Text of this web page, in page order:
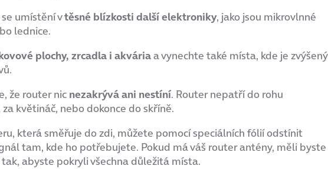
umístění vtěsné blízkosti další elektroniky, jako jsou mikrovlnné
lednice.
plochy, zrcadla i akváriaa vynechte také místa, kde je zvýšený
že router nicnezakrývá ani nestíní. Router nepatří do rohu
květináč, nebo dokonce do skříně.
která směřuje do zdi, můžete pomocí speciálních fólií odstínit
tam, kde ho potřebujete. Pokud má váš router antény, měli byste
abyste pokryli všechna důležitá místa.